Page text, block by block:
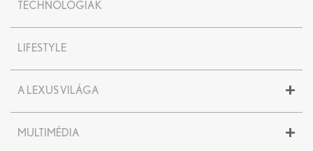
UX
UX 300e
NX
ES
LC
TECHNOLÓGIÁK
LIFESTYLE
+
A LEXUS VILÁGA
Kereskedők Magyarországon
+
MULTIMÉDIA